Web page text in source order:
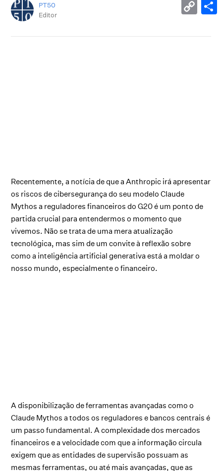
PT50
Editor
Recentemente, a notícia de que a Anthropic irá apresentar
os riscos de cibersegurança do seu modelo Claude
Mythos a reguladores financeiros do G20 é um ponto de
partida crucial para entendermos o momento que
vivemos. Não se trata de uma mera atualização
tecnológica, mas sim de um convite à reflexão sobre
como a inteligência artificial generativa está a moldar o
nosso mundo, especialmente o financeiro.
A disponibilização de ferramentas avançadas como o
Claude Mythos a todos os reguladores e bancos centrais é
um passo fundamental. A complexidade dos mercados
financeiros e a velocidade com que a informação circula
exigem que as entidades de supervisão possuam as
mesmas ferramentas, ou até mais avançadas, que as